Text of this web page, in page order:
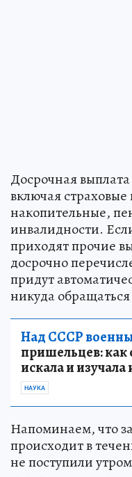
Досрочная
включая
накопительные,
инвалидности.
приходят прочие
досрочно
придут
никуда обращаться
Над СССР
пришельцев: как
искала и
НАУКА
Напоминаем, что
происходит в
не поступили